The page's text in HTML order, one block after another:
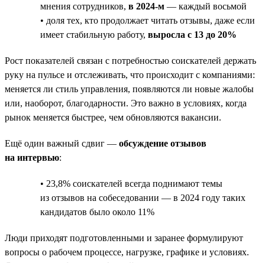
мнения сотрудников, в 2024-м — каждый восьмой
• доля тех, кто продолжает читать отзывы, даже если
имеет стабильную работу, выросла с 13 до 20%
Рост показателей связан с потребностью соискателей держать
руку на пульсе и отслеживать, что происходит с компаниями:
меняется ли стиль управления, появляются ли новые жалобы
или, наоборот, благодарности. Это важно в условиях, когда
рынок меняется быстрее, чем обновляются вакансии.
Ещё один важный сдвиг — обсуждение отзывов
на интервью:
• 23,8% соискателей всегда поднимают темы
из отзывов на собеседовании — в 2024 году таких
кандидатов было около 11%
Люди приходят подготовленными и заранее формулируют
вопросы о рабочем процессе, нагрузке, графике и условиях.